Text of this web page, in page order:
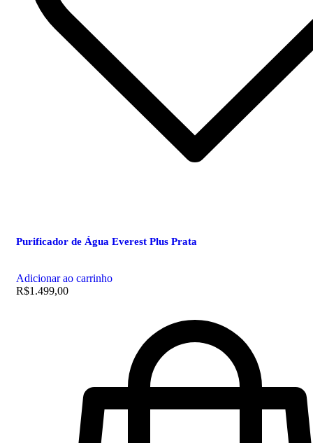
Purificador de Água Everest Plus Prata
Adicionar ao carrinho
R$1.499,00